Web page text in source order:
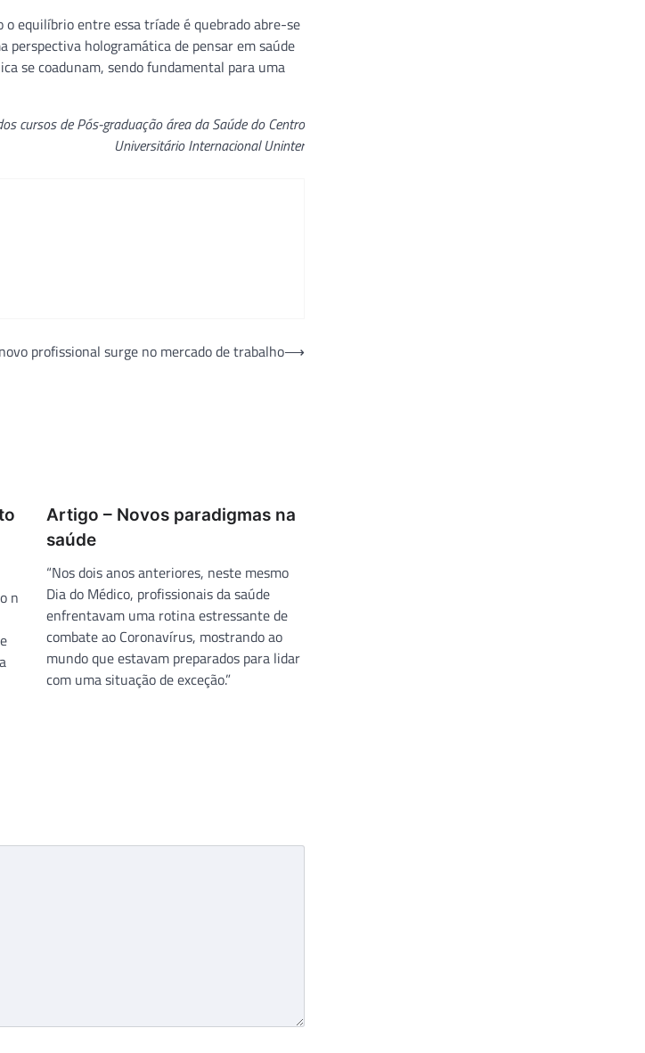
o equilíbrio entre essa tríade é quebrado abre-se
perspectiva hologramática de pensar em saúde
se coadunam, sendo fundamental para uma
cursos de Pós-graduação área da Saúde do Centro
Universitário Internacional Uninter
profissional surge no mercado de trabalho⟶
n
Artigo – Novos paradigmas na
saúde
“Nos dois anos anteriores, neste mesmo
Dia do Médico, profissionais da saúde
enfrentavam uma rotina estressante de
combate ao Coronavírus, mostrando ao
mundo que estavam preparados para lidar
com uma situação de exceção.”